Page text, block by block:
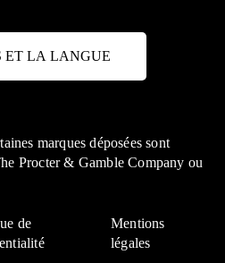
ET LA LANGUE
marques déposées sont
Procter & Gamble Company ou
de
Mentions
légales